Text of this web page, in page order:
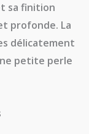
sa finition
profonde. La
délicatement
petite perle